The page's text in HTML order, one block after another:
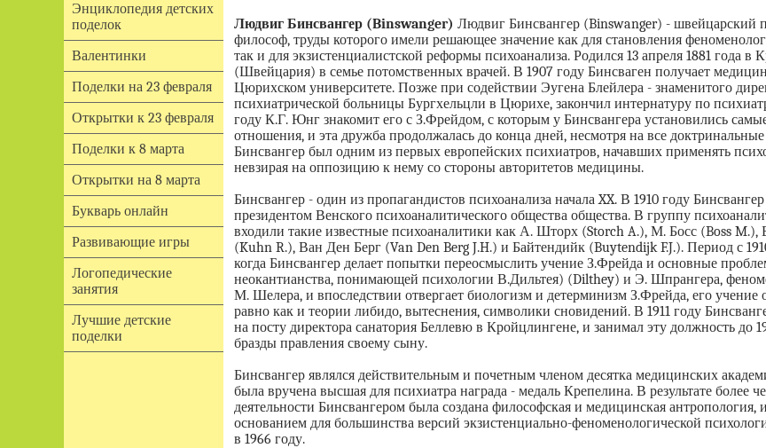
Энциклопедия детских
поделок
Валентинки
Поделки на 23 февраля
Открытки к 23 февраля
Поделки к 8 марта
Открытки на 8 марта
Букварь онлайн
Развивающие игры
Логопедические
занятия
Лучшие детские
поделки
Людвиг Бинсвангер (Binswanger) Людвиг Бинсвангер (Binswanger) - швейцарский
философ, труды которого имели решающее значение как для становления
так и для экзистенциалистской реформы психоанализа. Родился 13 апреля 1881 года в
(Швейцария) в семье потомственных врачей. В 1907 году Бинсваген получает
Цюрихском университете. Позже при содействии Эугена Блейлера - знаменитого
психиатрической больницы Бургхельцли в Цюрихе, закончил интернатуру по
году К.Г. Юнг знакомит его с З.Фрейдом, с которым у Бинсвангера установились
отношения, и эта дружба продолжалась до конца дней, несмотря на все доктринальные
Бинсвангер был одним из первых европейских психиатров, начавших применять
невзирая на оппозицию к нему со стороны авторитетов медицины.
Бинсвангер - один из пропагандистов психоанализа начала XX. В 1910 году
президентом Венского психоаналитического общества общества. В группу
входили такие известные психоаналитики как А. Шторх (Storch A.), М. Босс (Boss M.),
(Kuhn R.), Ван Ден Берг (Van Den Berg J.H.) и Байтендийк (Buytendijk F.J.). Период с
когда Бинсвангер делает попытки переосмыслить учение З.Фрейда и основные
неокантианства, понимающей психологии В.Дильтея) (Dilthey) и Э. Шпрангера,
М. Шелера, и впоследствии отвергает биологизм и детерминизм З.Фрейда, его учение
равно как и теории либидо, вытеснения, символики сновидений. В 1911 году
на посту директора санатория Беллевю в Кройцлингене, и занимал эту должность до
бразды правления своему сыну.
Бинсвангер являлся действительным и почетным членом десятка медицинских
была вручена высшая для психиатра награда - медаль Крепелина. В результате более
деятельности Бинсвангером была создана философская и медицинская
основанием для большинства версий экзистенциально-феноменологической
в 1966 году.